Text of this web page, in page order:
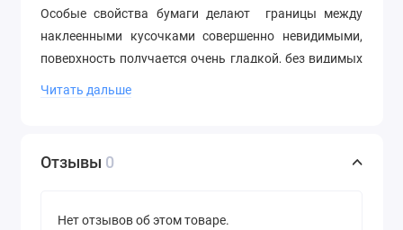
Особые свойства бумаги делают границы между
наклеенными кусочками совершенно невидимыми,
поверхность получается очень гладкой, без видимых
Читать дальше
Отзывы 0
Нет отзывов об этом товаре.